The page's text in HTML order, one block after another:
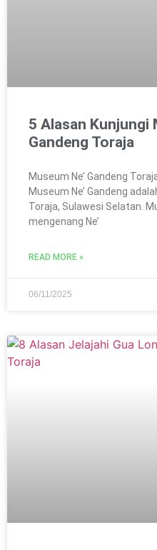
5 Alasan Kunjungi
Gandeng Toraja
Museum Ne’ Gandeng
Museum Ne’ Gandeng
Toraja, Sulawesi Selatan.
mengenang Ne’
READ MORE »
06/11/2025